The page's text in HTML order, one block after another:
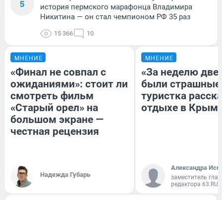
5
история пермского марафонца Владимира
Никитина — он стал чемпионом РФ 35 раз
15 366 10
МНЕНИЕ
«Финал не совпал с
ожиданиями»: стоит ли
смотреть фильм
«Старый орел» на
большом экране —
честная рецензия
Надежда Губарь
МНЕНИЕ
«За неделю две
были
туристка
отдыхе в
Александра
заместитель
редактора 63.RU